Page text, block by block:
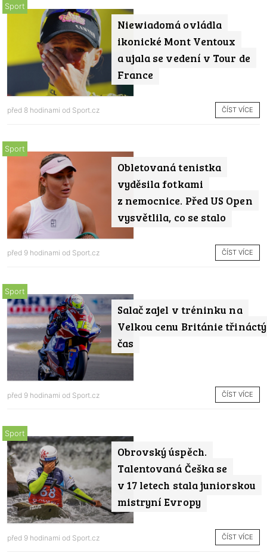
Niewiadomá ovládla
ikonické Mont Ventoux
a ujala se vedení v Tour de
France
Sport
před 8 hodinami od Sport.cz ČÍST VÍCE
Obletovaná tenistka
vyděsila fotkami
z nemocnice. Před US Open
vysvětlila, co se stalo
Sport
před 9 hodinami od Sport.cz ČÍST VÍCE
Salač zajel v tréninku na
Velkou cenu Británie třináctý
čas
Sport
před 9 hodinami od Sport.cz ČÍST VÍCE
Obrovský úspěch.
Talentovaná Češka se
v 17 letech stala juniorskou
mistryní Evropy
Sport
před 9 hodinami od Sport.cz ČÍST VÍCE